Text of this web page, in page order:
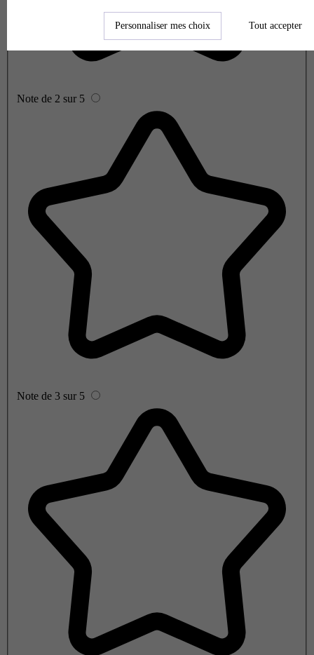
Note de 2 sur 5
Note de 3 sur 5
Personnaliser mes choix Tout accepter